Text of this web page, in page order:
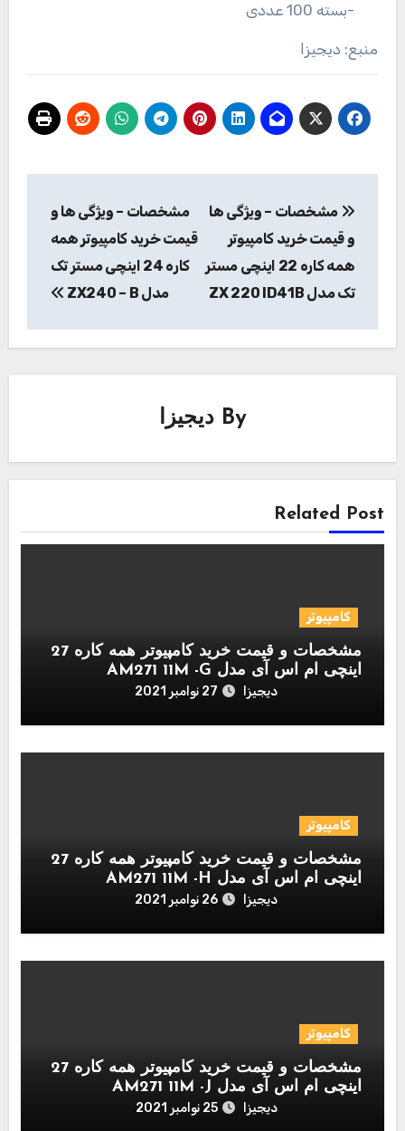
-بسته 100 عددی
منبع: دیجیزا
نوشته
مشخصات – ویژگی ها
و قیمت خرید کامپیوتر
همه کاره 22 اینچی مستر
تک مدل ZX 220 ID41B
مشخصات – ویژگی ها و
قیمت خرید کامپیوتر همه
کاره 24 اینچی مستر تک
مدل ZX240 – B
By دیجیزا
Related Post
کامپیوتر
مشخصات و قیمت خرید کامپیوتر همه کاره 27
اینچی ام اس آی مدل AM271 11M -G
دیجیزا 27 نوامبر 2021
کامپیوتر
مشخصات و قیمت خرید کامپیوتر همه کاره 27
اینچی ام اس آی مدل AM271 11M -H
دیجیزا 26 نوامبر 2021
کامپیوتر
مشخصات و قیمت خرید کامپیوتر همه کاره 27
اینچی ام اس آی مدل AM271 11M -J
دیجیزا 25 نوامبر 2021